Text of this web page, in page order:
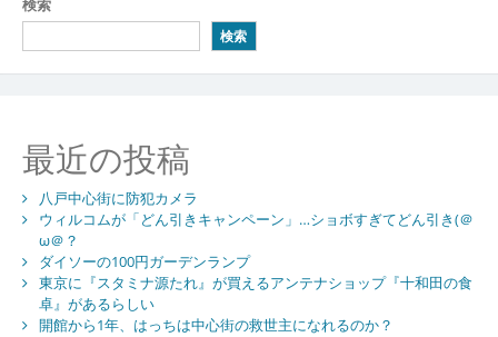
ビ
ゲ
シ
ョ
ン
検索
検索
最近の投稿
八戸中心街に防犯カメラ
ウィルコムが「どん引きキャンペーン」…ショボすぎてどん引き(＠
ω＠？
ダイソーの100円ガーデンランプ
東京に『スタミナ源たれ』が買えるアンテナショップ『十和田の食
卓』があるらしい
開館から1年、はっちは中心街の救世主になれるのか？